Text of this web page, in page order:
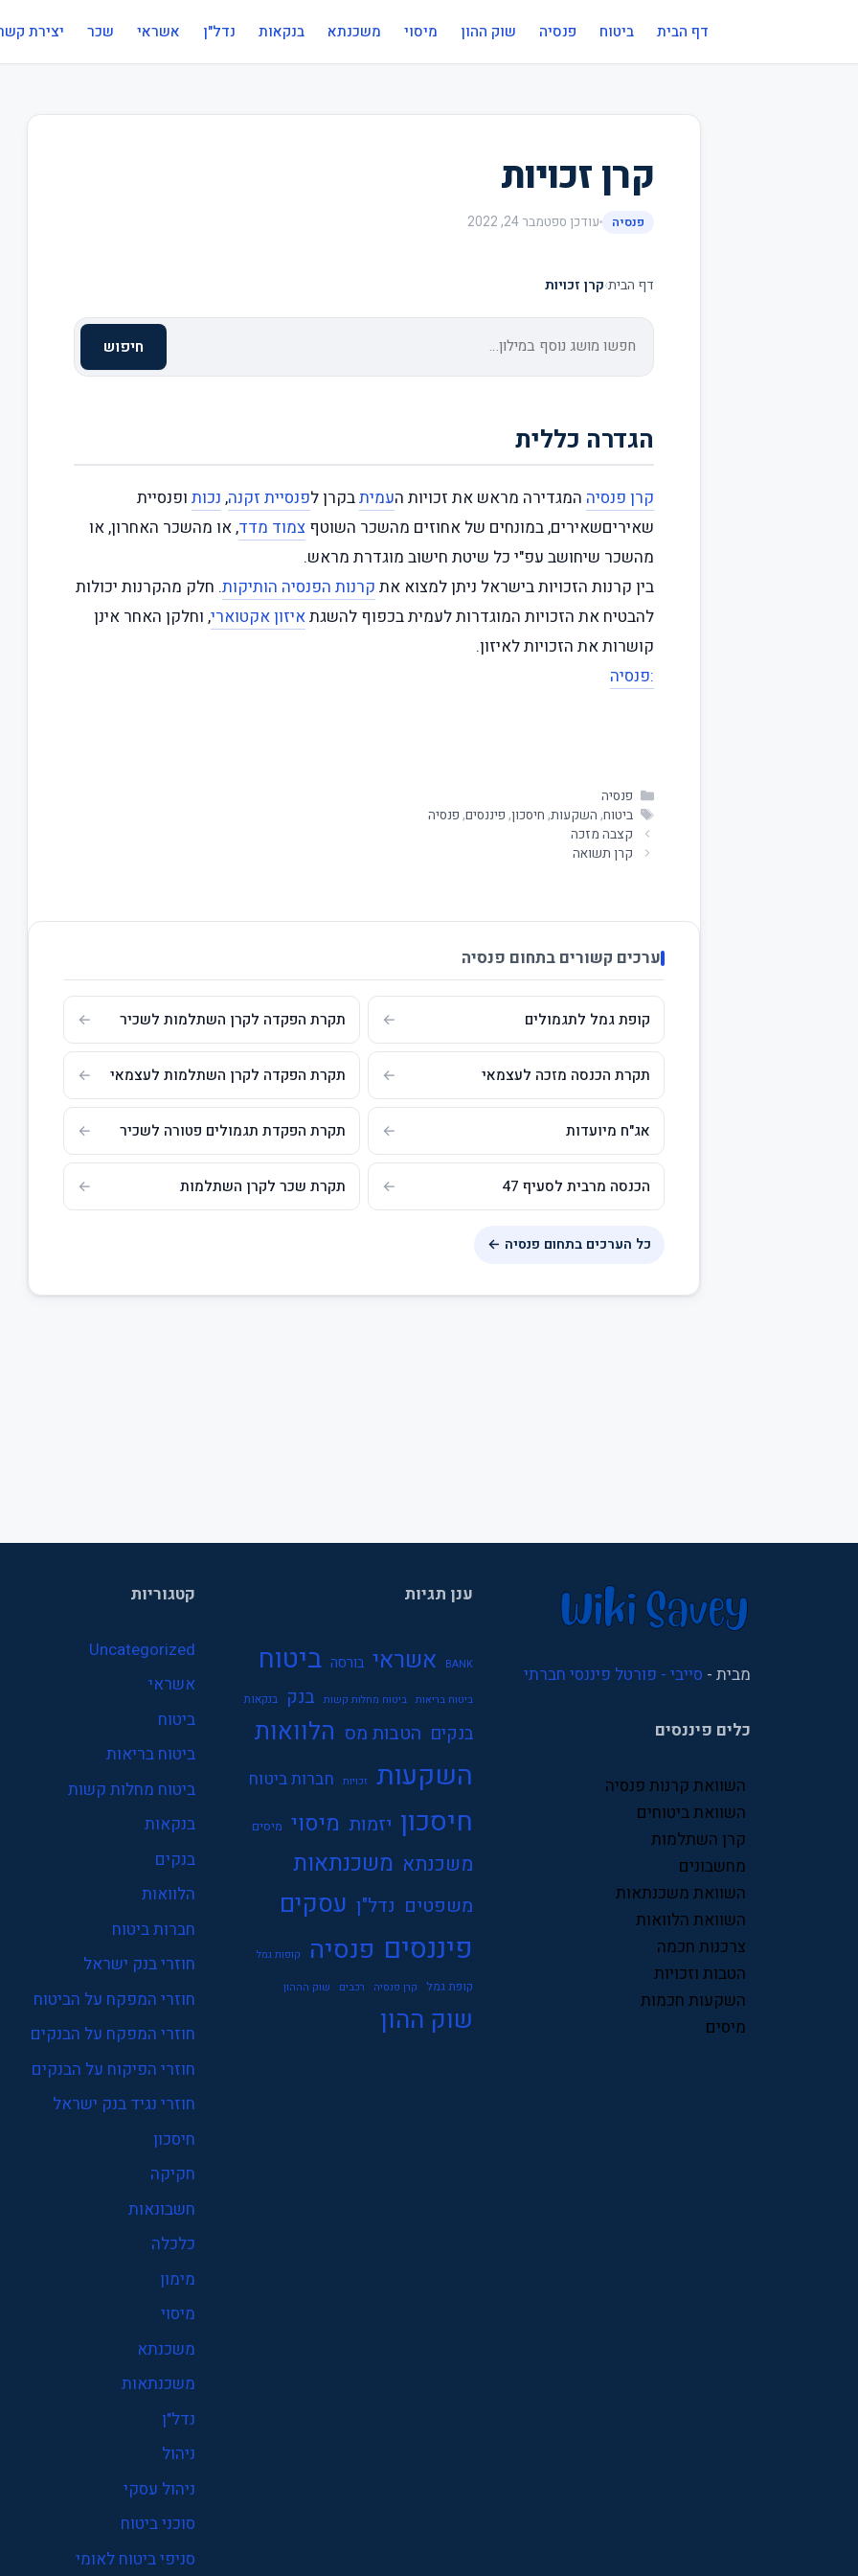
דף הבית ביטוח פנסיה שוק ההון מיסוי משכנתא בנקאות נדל"ן אשראי שכר יצירת
קרן זכויות
פנסיה עודכן ספטמבר 24, 2022
דף הבית›קרן זכויות
חיפוש
הגדרה כללית
קרן פנסיה המגדירה מראש את זכויות העמיתבקרן לפנסיית זקנה, נכות ופנסיית
שאיריםשאירים, במונחים של אחוזים מהשכר השוטף צמוד מדד, או מהשכר האחרון, או
מהשכר שיחושב עפ"י כל שיטת חישוב מוגדרת מראש.
בין קרנות הזכויות בישראל ניתן למצוא את קרנות הפנסיה הותיקות. חלק מהקרנות יכולות
להבטיח את הזכויות המוגדרות לעמית בכפוף להשגתאיזון אקטוארי, וחלקן האחר אינן
קושרות את הזכויות לאיזון.
:פנסיה
פנסיה
ביטוח, השקעות, חיסכון, פיננסים, פנסיה
קצבה מזכה
קרן תשואה
ערכים קשורים בתחום פנסיה
קופת גמל לתגמולים תקרת הפקדה לקרן השתלמות לשכיר
תקרת הכנסה מזכה לעצמאי תקרת הפקדה לקרן השתלמות לעצמאי
אג"ח מיועדות תקרת הפקדת תגמולים פטורה לשכיר
הכנסה מרבית לסעיף 47 תקרת שכר לקרן השתלמות
כל הערכים בתחום פנסיה ←
מבית - סייבי - פורטל פיננסי חברתי
כלים פיננסים
השוואת קרנות פנסיה
השוואת ביטוחים
קרן השתלמות
מחשבונים
השוואת משכנתאות
השוואת הלוואות
צרכנות חכמה
הטבות וזכויות
השקעות חכמות
מיסים
ענן תגיות
BANK אשראי בורסה ביטוח
ביטוח בריאות ביטוח מחלות קשות בנק בנקאות
בנקים הטבות מס הלוואות
השקעות זכויות חברות ביטוח
חיסכון יזמות מיסוי מיסים
משכנתא משכנתאות
משפטים נדל"ן עסקים
פיננסים פנסיה קופות גמל
קופת גמל קרן פנסיה רכבים שוק הההון
שוק ההון
קטגוריות
Uncategorized
אשראי
ביטוח
ביטוח בריאות
ביטוח מחלות קשות
בנקאות
בנקים
הלוואות
חברות ביטוח
חוזרי בנק ישראל
חוזרי המפקח על הביטוח
חוזרי המפקח על הבנקים
חוזרי הפיקוח על הבנקים
חוזרי נגיד בנק ישראל
חיסכון
חקיקה
חשבונאות
כלכלה
מימון
מיסוי
משכנתא
משכנתאות
נדל"ן
ניהול
ניהול עסקי
סוכני ביטוח
סניפי ביטוח לאומי